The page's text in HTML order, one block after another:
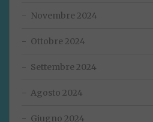
Novembre 2024
Ottobre 2024
Settembre 2024
Agosto 2024
Giugno 2024